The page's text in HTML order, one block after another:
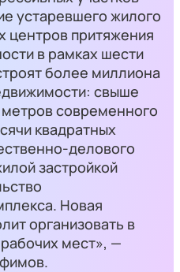
устаревшего жилого
центров притяжения
в рамках шести
более миллиона
свыше
современного
квадратных
делового
застройкой
Новая
организовать в
мест», —